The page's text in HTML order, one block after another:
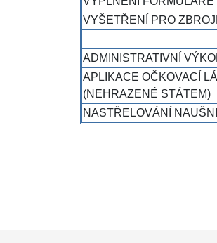
VYŠETŘENÍ PRO
ADMINISTRATIVNÍ
APLIKACE OČKOVACÍ
(NEHRAZENÉ STÁTEM)
NASTŘELOVÁNÍ